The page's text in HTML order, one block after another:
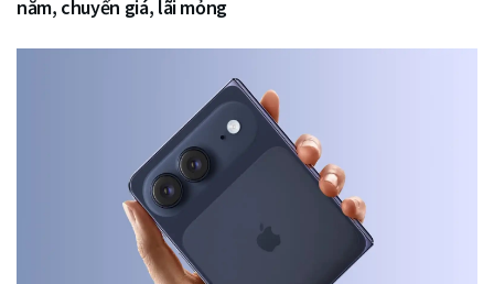
năm, chuyển giá, lãi mỏng